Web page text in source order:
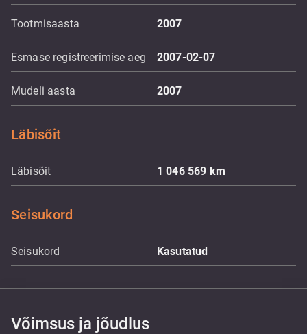
Tootmisaasta 2007
Esmase registreerimise aeg 2007-02-07
Mudeli aasta 2007
Läbisõit
Läbisõit 1 046 569 km
Seisukord
Seisukord Kasutatud
Võimsus ja jõudlus